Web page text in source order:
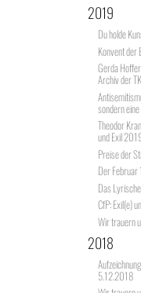
2019
Du holde
Konvent der
Gerda
Archiv der
sondern
Theodor
und Exil
Preise der
Der
Das
CfP: Exil(e)
Wir trauern
2018
5.12.2018